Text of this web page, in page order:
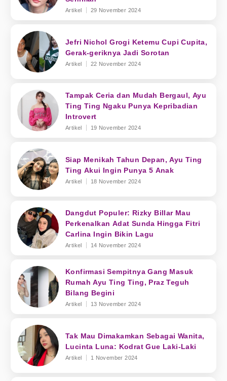
Artikel 29 November 2024
Jefri Nichol Grogi Ketemu Cupi Cupita,
Gerak-geriknya Jadi Sorotan
Artikel 22 November 2024
Tampak Ceria dan Mudah Bergaul, Ayu
Ting Ting Ngaku Punya Kepribadian
Introvert
Artikel 19 November 2024
Siap Menikah Tahun Depan, Ayu Ting
Ting Akui Ingin Punya 5 Anak
Artikel 18 November 2024
Dangdut Populer: Rizky Billar Mau
Perkenalkan Adat Sunda Hingga Fitri
Carlina Ingin Bikin Lagu
Artikel 14 November 2024
Konfirmasi Sempitnya Gang Masuk
Rumah Ayu Ting Ting, Praz Teguh
Bilang Begini
Artikel 13 November 2024
Tak Mau Dimakamkan Sebagai Wanita,
Lucinta Luna: Kodrat Gue Laki-Laki
Artikel 1 November 2024